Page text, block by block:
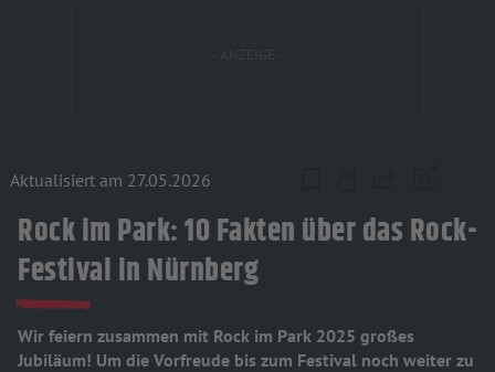
Aktualisiert am 27.05.2026
Rock im Park: 10 Fakten über das Rock-
Festival in Nürnberg
Wir feiern zusammen mit Rock im Park 2025 großes
Jubiläum! Um die Vorfreude bis zum Festival noch weiter zu